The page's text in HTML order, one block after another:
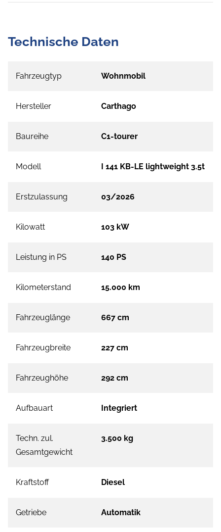
Technische Daten
Fahrzeugtyp Wohnmobil
Hersteller Carthago
Baureihe C1-tourer
Modell I 141 KB-LE lightweight 3.5t
Erstzulassung 03/2026
Kilowatt 103 kW
Leistung in PS 140 PS
Kilometerstand 15.000 km
Fahrzeuglänge 667 cm
Fahrzeugbreite 227 cm
Fahrzeughöhe 292 cm
Aufbauart Integriert
Techn. zul.
Gesamtgewicht
3.500 kg
Kraftstoff Diesel
Getriebe Automatik